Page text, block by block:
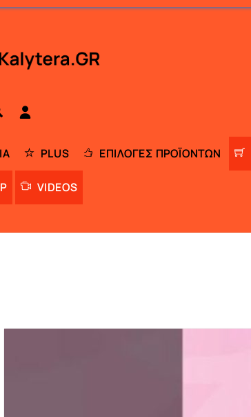
Αναζήτηση
PLUS ΕΠΙΛΟΓΈΣ ΠΡΟΪΌΝΤΩΝ
VIDEOS